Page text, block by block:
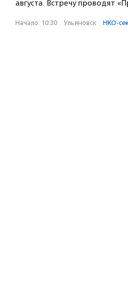
августа. Встречу проводят
Начало: 10:30 · Ульяновск · НКО-